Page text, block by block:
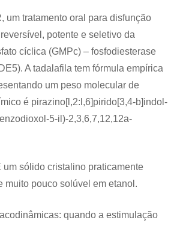
um tratamento oral para disfunção
potente e seletivo da
cíclica (GMPc) – fosfodiesterase
A tadalafila tem fórmula empírica
um peso molecular de
é pirazino[l,2:l,6]pirido[3,4-b]indol-
5-il)-2,3,6,7,12,12a-
um sólido cristalino praticamente
muito pouco solúvel em etanol.
quando a estimulação